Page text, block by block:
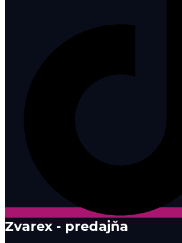
Zvarex - predajňa